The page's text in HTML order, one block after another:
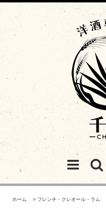
ホーム > フレンチ・クレオール・ラム